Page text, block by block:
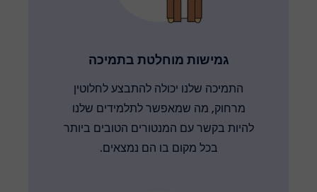
גמישות מוחלטת בתמיכה
התמיכה שלנו יכולה להתבצע לחלוטין
מרחוק, מה שמאפשר לתלמידים שלנו
להיות בקשר עם המנטורים הטובים ביותר
בכל מקום בו הם נמצאים.